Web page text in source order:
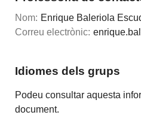
Nom: Enrique Baleriola
Correu electrònic:
Idiomes dels grups
Podeu consultar aquesta
document.